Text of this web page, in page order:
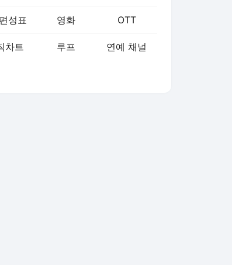
성표 영화 OTT
차트 루프 연예 채널